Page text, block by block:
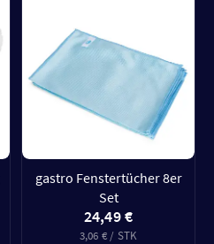
gastro Fenstertücher 8er
Set
24,49 €
3,06 € / STK